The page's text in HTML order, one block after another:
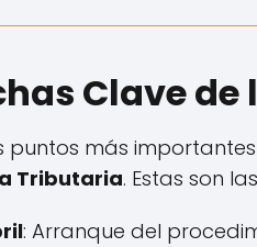
Clave
puntos más
Tributaria. Estas son
: Arranque del